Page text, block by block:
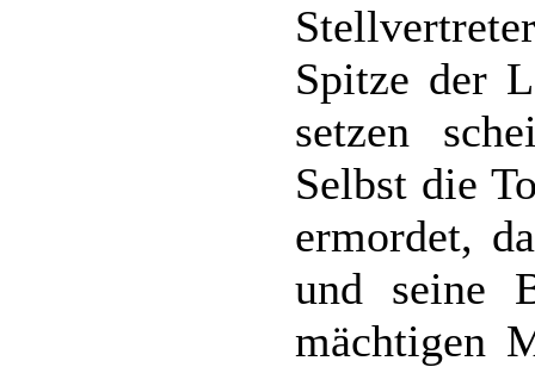
Spitze der
setzen
Selbst die
ermordet,
und seine
mächtigen